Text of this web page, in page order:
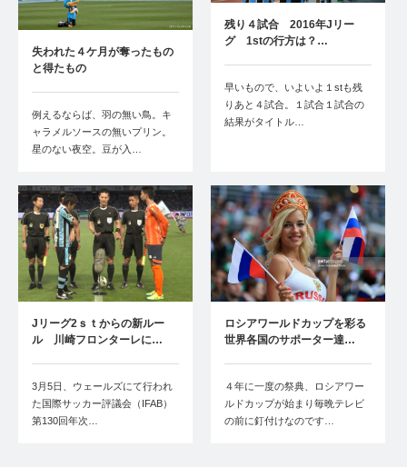
失われた４ケ月が奪ったもの
と得たもの
例えるならば、羽の無い鳥。キ
ャラメルソースの無いプリン。
星のない夜空。豆が入…
残り４試合 2016年Jリー
グ 1stの行方は？…
早いもので、いよいよ１stも残
りあと４試合。１試合１試合の
結果がタイトル…
Jリーグ2ｓｔからの新ルー
ル 川崎フロンターレに…
3月5日、ウェールズにて行われ
た国際サッカー評議会（IFAB）
第130回年次…
ロシアワールドカップを彩る
世界各国のサポーター達…
４年に一度の祭典、ロシアワー
ルドカップが始まり毎晩テレビ
の前に釘付けなのです…